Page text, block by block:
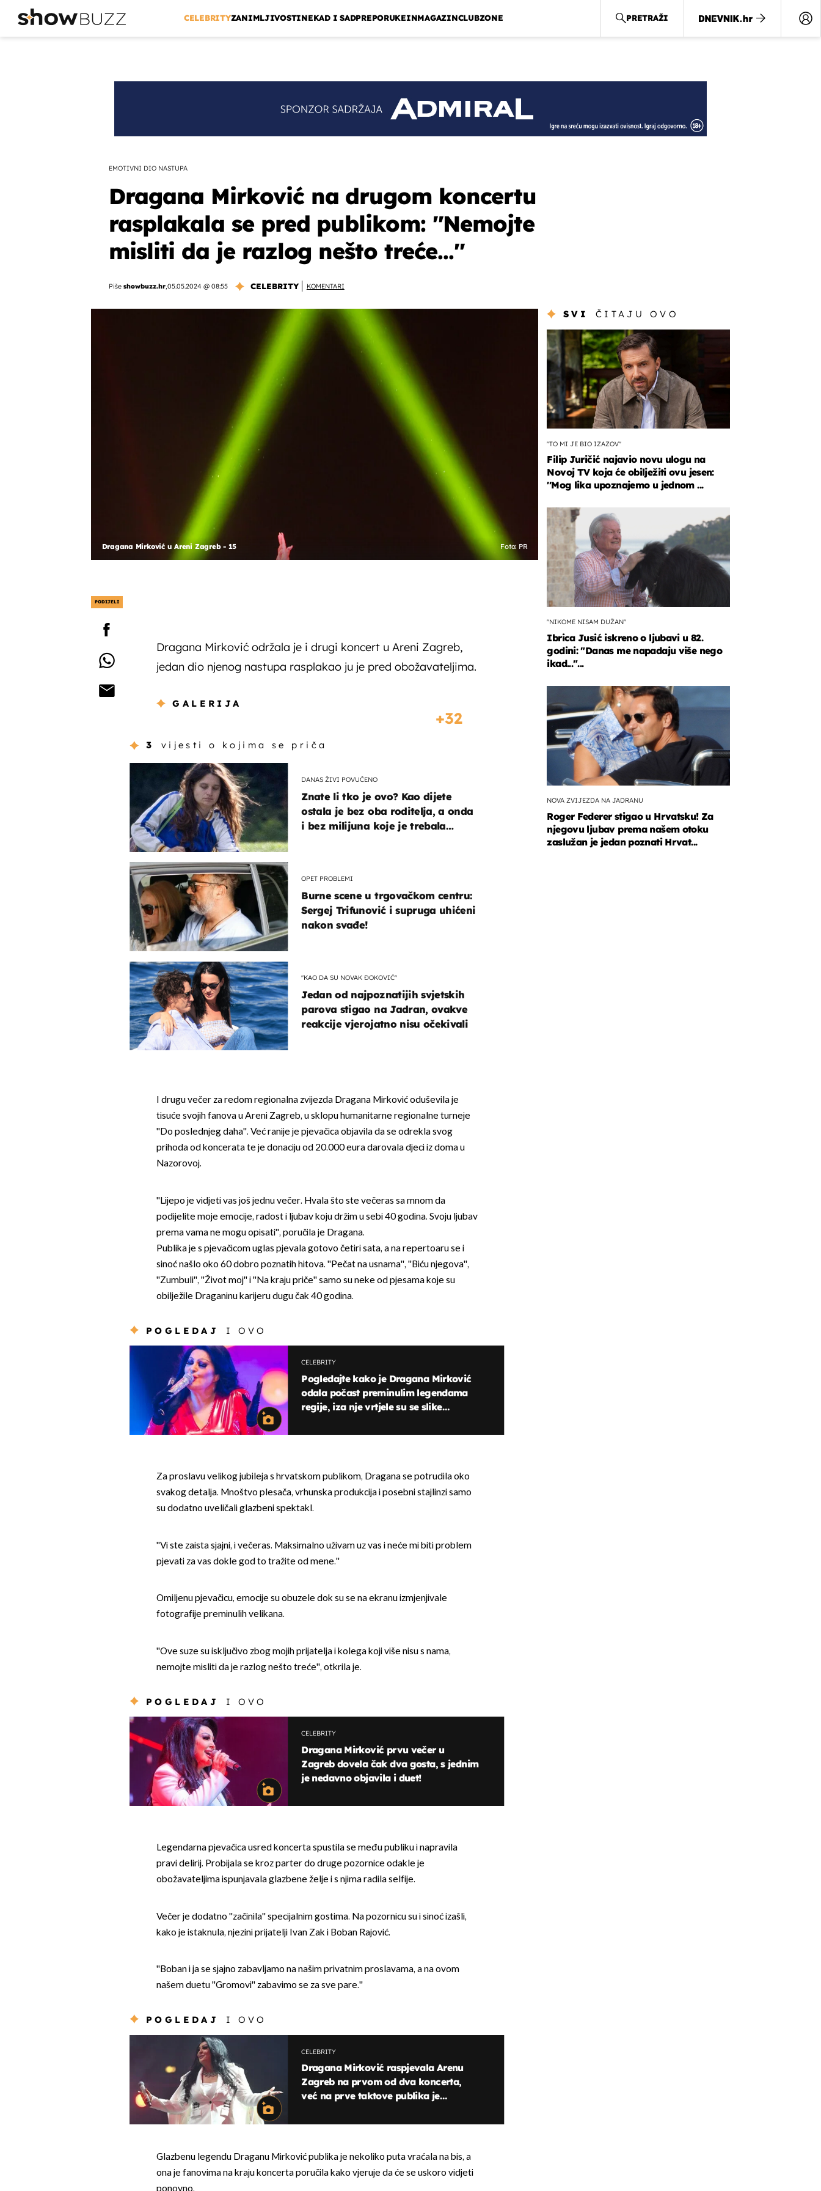
CELEBRITYZANIMLJIVOSTINEKAD I SADPREPORUKEINMAGAZINCLUBZONE PRETRAŽI
EMOTIVNI DIO NASTUPA
Dragana Mirković na drugom koncertu
rasplakala se pred publikom: ''Nemojte
misliti da je razlog nešto treće...''
Piše showbuzz.hr,05.05.2024 @ 08:55 CELEBRITY KOMENTARI
Dragana Mirković u Areni Zagreb - 15 Foto: PR
PODIJELI
Dragana Mirković održala je i drugi koncert u Areni Zagreb,
jedan dio njenog nastupa rasplakao ju je pred obožavateljima.
GALERIJA
32
3 vijesti o kojima se priča
DANAS ŽIVI POVUČENO
Znate li tko je ovo? Kao dijete
ostala je bez oba roditelja, a onda
i bez milijuna koje je trebala
OPET PROBLEMI
Burne scene u trgovačkom centru:
Sergej Trifunović i supruga uhićeni
nakon svađe!
"KAO DA SU NOVAK ĐOKOVIĆ"
Jedan od najpoznatijih svjetskih
parova stigao na Jadran, ovakve
reakcije vjerojatno nisu očekivali
I drugu večer za redom regionalna zvijezda Dragana Mirković oduševila je
tisuće svojih fanova u Areni Zagreb, u sklopu humanitarne regionalne turneje
''Do poslednjeg daha''. Već ranije je pjevačica objavila da se odrekla svog
prihoda od koncerata te je donaciju od 20.000 eura darovala djeci iz doma u
Nazorovoj.
''Lijepo je vidjeti vas još jednu večer. Hvala što ste večeras sa mnom da
podijelite moje emocije, radost i ljubav koju držim u sebi 40 godina. Svoju ljubav
prema vama ne mogu opisati'', poručila je Dragana.
Publika je s pjevačicom uglas pjevala gotovo četiri sata, a na repertoaru se i
sinoć našlo oko 60 dobro poznatih hitova. ''Pečat na usnama'', ''Biću njegova'',
''Zumbuli'', ''Život moj'' i ''Na kraju priče'' samo su neke od pjesama koje su
obilježile Draganinu karijeru dugu čak 40 godina.
POGLEDAJ I OVO
CELEBRITY
Pogledajte kako je Dragana Mirković
odala počast preminulim legendama
regije, iza nje vrtjele su se slike
Petrovića...
Za proslavu velikog jubileja s hrvatskom publikom, Dragana se potrudila oko
svakog detalja. Mnoštvo plesača, vrhunska produkcija i posebni stajlinzi samo
su dodatno uveličali glazbeni spektakl.
''Vi ste zaista sjajni, i večeras. Maksimalno uživam uz vas i neće mi biti problem
pjevati za vas dokle god to tražite od mene.''
Omiljenu pjevačicu, emocije su obuzele dok su se na ekranu izmjenjivale
fotografije preminulih velikana.
''Ove suze su isključivo zbog mojih prijatelja i kolega koji više nisu s nama,
nemojte misliti da je razlog nešto treće'', otkrila je.
POGLEDAJ I OVO
CELEBRITY
Dragana Mirković prvu večer u
Zagreb dovela čak dva gosta, s jednim
je nedavno objavila i duet!
Legendarna pjevačica usred koncerta spustila se među publiku i napravila
pravi delirij. Probijala se kroz parter do druge pozornice odakle je
obožavateljima ispunjavala glazbene želje i s njima radila selfije.
Večer je dodatno ''začinila'' specijalnim gostima. Na pozornicu su i sinoć izašli,
kako je istaknula, njezini prijatelji Ivan Zak i Boban Rajović.
''Boban i ja se sjajno zabavljamo na našim privatnim proslavama, a na ovom
našem duetu ''Gromovi'' zabavimo se za sve pare.''
POGLEDAJ I OVO
CELEBRITY
Dragana Mirković raspjevala Arenu
Zagreb na prvom od dva koncerta,
već na prve taktove publika je
Glazbenu legendu Draganu Mirković publika je nekoliko puta vraćala na bis, a
ona je fanovima na kraju koncerta poručila kako vjeruje da će se uskoro vidjeti
SVI ČITAJU OVO
''TO MI JE BIO IZAZOV''
Filip Juričić najavio novu ulogu na
Novoj TV koja će obilježiti ovu jesen:
''Mog lika upoznajemo u jednom ...
"NIKOME NISAM DUŽAN"
Ibrica Jusić iskreno o ljubavi u 82.
godini: "Danas me napadaju više nego
ikad..."...
NOVA ZVIJEZDA NA JADRANU
Roger Federer stigao u Hrvatsku! Za
njegovu ljubav prema našem otoku
zaslužan je jedan poznati Hrvat...
OMOGUĆI OBAVIJESTI